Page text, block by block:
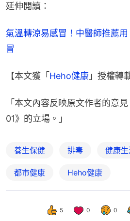
延伸閲讀：
氣溫轉涼易感冒！中醫師推薦
冒
【本文獲「Heho健康 」授權轉
「本文內容反映原文作者的意
01》的立場。」
養生保健 排毒 健康
都市健康 Heho健康
5 0 0